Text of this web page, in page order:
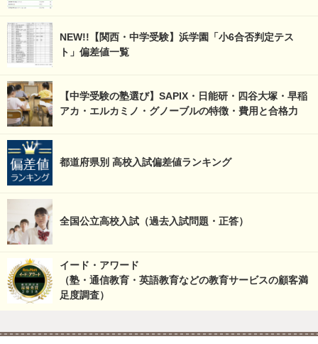
NEW!!【関西・中学受験】浜学園「小6合否判定テス
ト」偏差値一覧
【中学受験の塾選び】SAPIX・日能研・四谷大塚・早稲
アカ・エルカミノ・グノーブルの特徴・費用と合格力
都道府県別 高校入試偏差値ランキング
全国公立高校入試（過去入試問題・正答）
イード・アワード
（塾・通信教育・英語教育などの教育サービスの顧客満
足度調査）